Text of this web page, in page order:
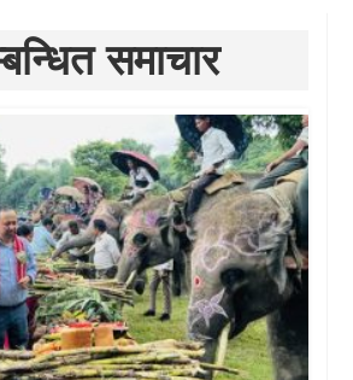
समाचार